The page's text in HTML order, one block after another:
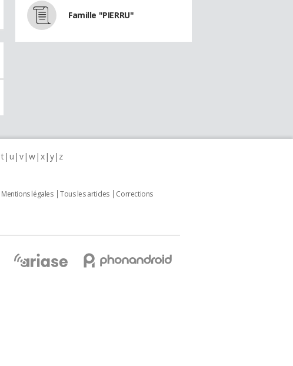
Famille "PIERRU"
t u v w x y z
Mentions légales Tous les articles
Corrections